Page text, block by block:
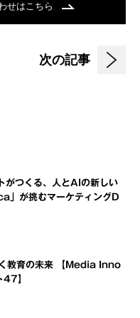
せはこちら
次の記事
がつくる、人とAIの新しい
」が挑むマーケティングD
教育の未来 【Media Inno
】